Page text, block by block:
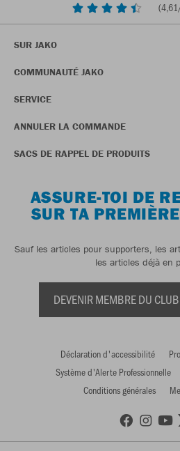
(4,61
SUR JAKO
COMMUNAUTÉ JAKO
SERVICE
ANNULER LA COMMANDE
SACS DE RAPPEL DE PRODUITS
ASSURE-TOI DE
SUR TA
Sauf les articles pour supporters, les
les articles déjà en
DEVENIR MEMBRE DU
Déclaration d'accessibilité
Système d'Alerte Professionnelle
Conditions générales